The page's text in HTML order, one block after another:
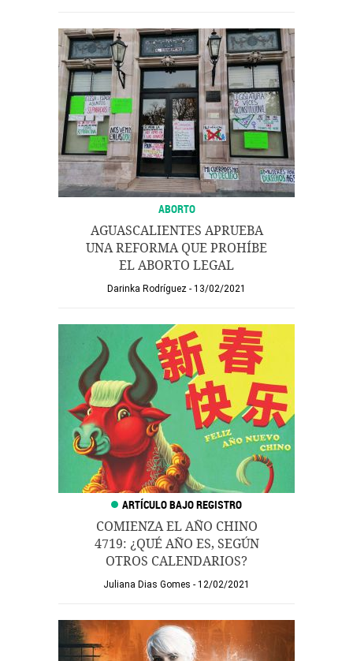
ABORTO
AGUASCALIENTES APRUEBA
UNA REFORMA QUE PROHÍBE
EL ABORTO LEGAL
Darinka Rodríguez 13/02/2021
COMIENZA EL AÑO CHINO
4719: ¿QUÉ AÑO ES, SEGÚN
OTROS CALENDARIOS?
Juliana Dias Gomes 12/02/2021